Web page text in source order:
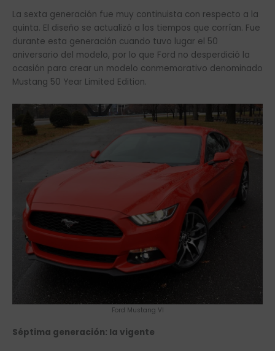
La sexta generación fue muy continuista con respecto a la
quinta. El diseño se actualizó a los tiempos que corrían. Fue
durante esta generación cuando tuvo lugar el 50
aniversario del modelo, por lo que Ford no desperdició la
ocasión para crear un modelo conmemorativo denominado
Mustang 50 Year Limited Edition.
Ford Mustang VI
Séptima generación: la vigente